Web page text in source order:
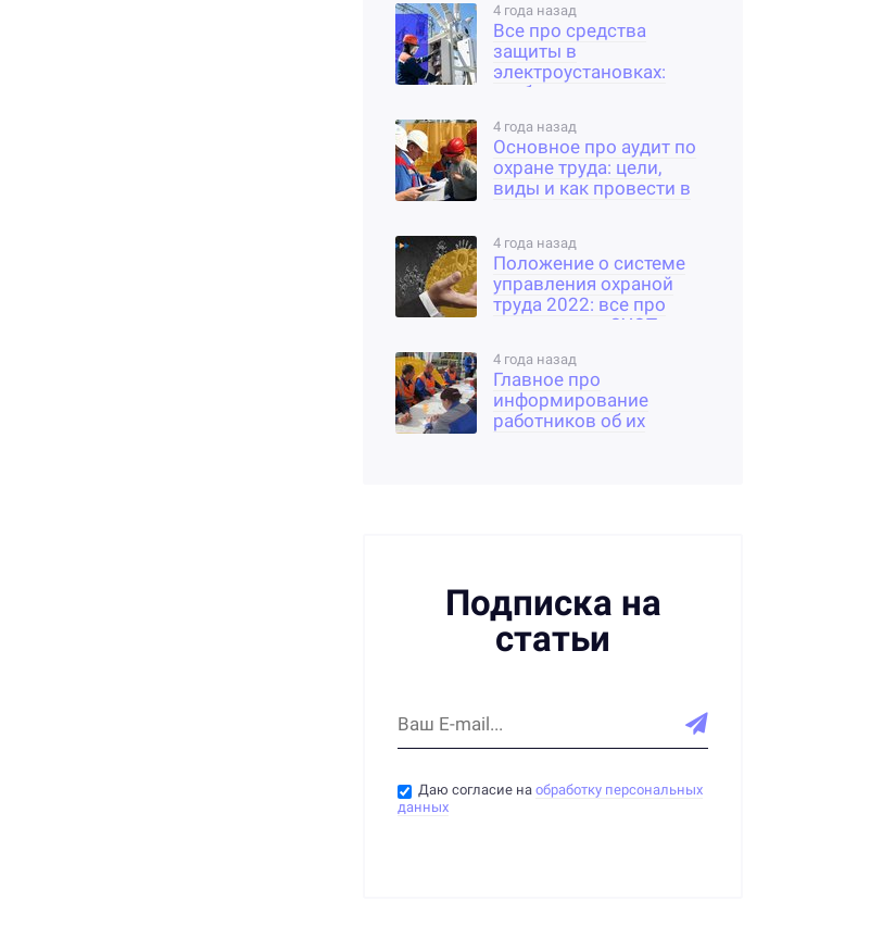
4 года назад
Все про средства
защиты в
электроустановках:
требования,
4 года назад
Основное про аудит по
охране труда: цели,
виды и как провести в
4 года назад
Положение о системе
управления охраной
труда 2022: все про
составление СУОТ по
4 года назад
Главное про
информирование
работников об их
Подписка на
статьи
Даю согласие наобработку персональных
данных